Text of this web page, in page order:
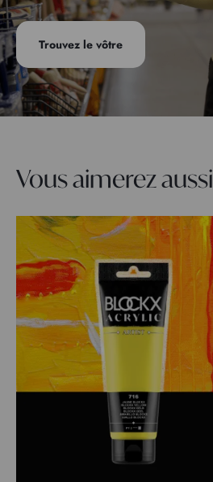
Trouvez le vôtre
Vous aimerez aussi